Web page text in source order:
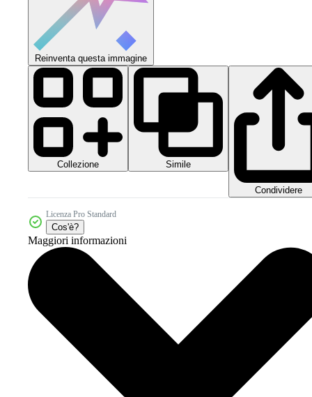
Reinventa questa immagine
Collezione Simile
Condividere
Licenza Pro Standard
Cos'è?
Maggiori informazioni